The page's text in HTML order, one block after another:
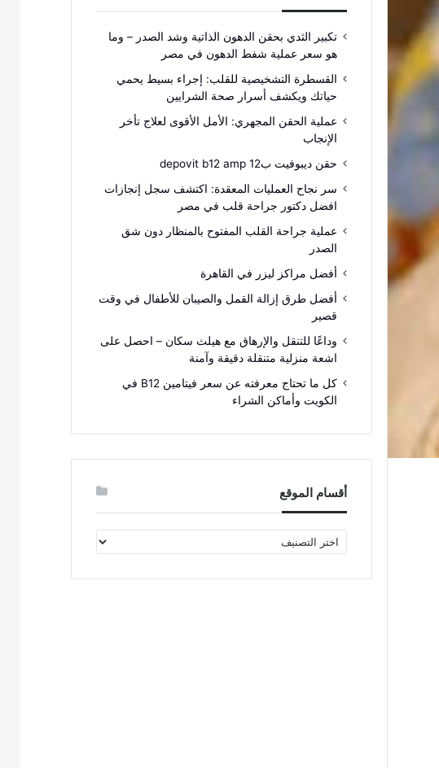
تكبير الثدي بحقن الدهون الذاتية وشد الصدر – وما
هو سعر عملية شفط الدهون في مصر
القسطرة التشخيصية للقلب: إجراء بسيط يحمي
حياتك ويكشف أسرار صحة الشرايين
عملية الحقن المجهري: الأمل الأقوى لعلاج تأخر
الإنجاب
حقن ديبوفيت ب12 depovit b12 amp
سر نجاح العمليات المعقدة: اكتشف سجل إنجازات
افضل دكتور جراحة قلب في مصر
عملية جراحة القلب المفتوح بالمنظار دون شق
الصدر
أفضل مراكز ليزر في القاهرة
أفضل طرق إزالة القمل والصيبان للأطفال في وقت
قصير
وداعًا للتنقل والإرهاق مع هيلث سكان – احصل على
اشعة منزلية متنقلة دقيقة وآمنة
كل ما تحتاج معرفته عن سعر فيتامين B12 في
الكويت وأماكن الشراء
أقسام الموقع
أقسام
الموقع